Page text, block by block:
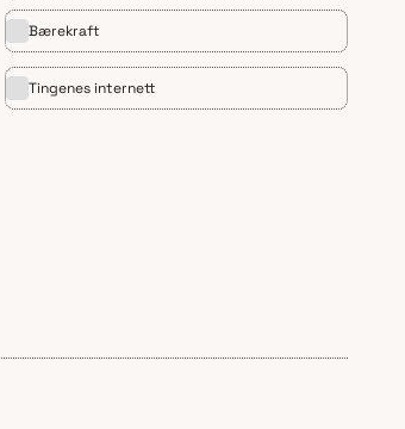
Bærekraft
Tingenes internett